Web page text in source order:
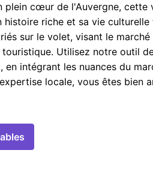
plein cœur de l'Auvergne, cette
histoire riche et sa vie
sur le volet, visant le
Utilisez notre outil
intégrant les nuances du
locale, vous êtes bien